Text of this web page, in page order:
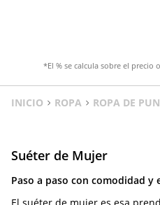
*El % se calcula sobre el precio
INICIO ROPA ROPA DE
Suéter de Mujer
Paso a paso con comodidad
El suéter de mujer es esa